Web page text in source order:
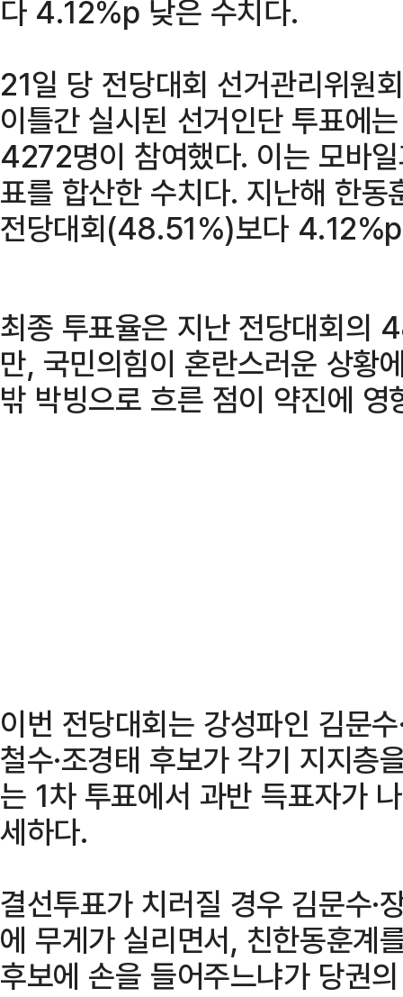
다 4.12%p 낮은 수치다.
21일 당 전당대회 선거관리위원
이틀간 실시된 선거인단 투표
4272명이 참여했다. 이는 모바
표를 합산한 수치다. 지난해 한
전당대회(48.51%)보다
최종 투표율은 지난 전당대회의
만, 국민의힘이 혼란스러운 상황
밖 박빙으로 흐른 점이 약진에
이번 전당대회는 강성파인 김문
철수·조경태 후보가 각기 지지층
는 1차 투표에서 과반 득표자가
세하다.
결선투표가 치러질 경우 김문수·
에 무게가 실리면서, 친한동훈계
후보에 손을 들어주느냐가 당권